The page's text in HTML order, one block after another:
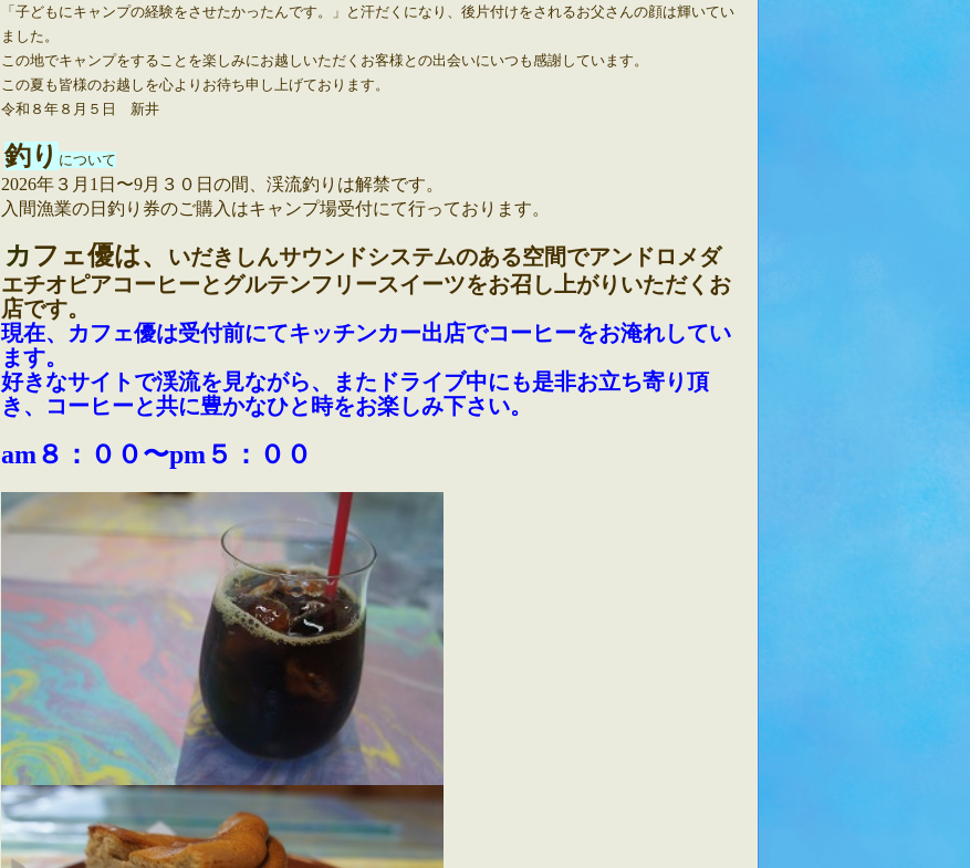
「子どもにキャンプの経験をさせたかったんです。」と汗だくになり、後片付けをされるお父さんの顔は輝いてい
ました。
この地でキャンプをすることを楽しみにお越しいただくお客様との出会いにいつも感謝しています。
この夏も皆様のお越しを心よりお待ち申し上げております。
令和８年８月５日 新井
釣り について
2026年３月1日〜9月３０日の間、渓流釣りは解禁です。
入間漁業の日釣り券のご購入はキャンプ場受付にて行っております。
カフェ優は、
いだきしんサウンドシステムのある空間でアンドロメダ
エチオピアコーヒーとグルテンフリースイーツをお召し上がりいただくお
店です。
現在、カフェ優は受付前にてキッチンカー出店でコーヒーをお淹れしてい
ます。
好きなサイトで渓流を見ながら、またドライブ中にも是非お立ち寄り頂
き、コーヒーと共に豊かなひと時をお楽しみ下さい。
am８：００〜pm５：００